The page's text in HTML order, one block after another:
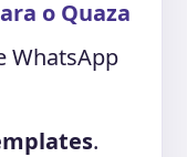
o Quaza
WhatsApp
.